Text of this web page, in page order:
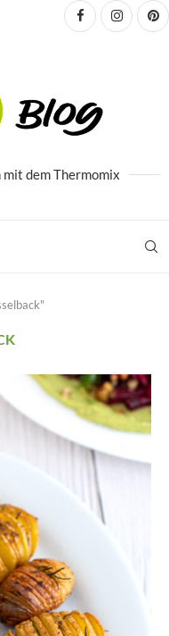
mit dem Thermomix